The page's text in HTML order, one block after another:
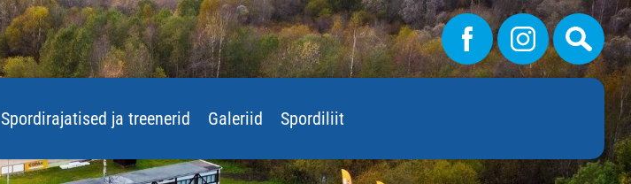
Spordirajatised ja treenerid Galeriid Spordiliit